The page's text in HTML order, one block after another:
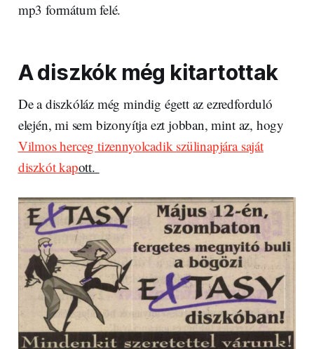
mp3 formátum felé.
A diszkók még kitartottak
De a diszkóláz még mindig égett az ezredforduló
elején, mi sem bizonyítja ezt jobban, mint az, hogy
Vilmos herceg tizennyolcadik szülinapjára saját
diszkót kapott.